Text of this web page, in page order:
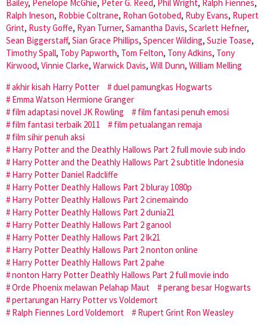
Bailey, Penelope McGhie, Peter G. Reed, Phil Wright, Ralph Fiennes,
Ralph Ineson, Robbie Coltrane, Rohan Gotobed, Ruby Evans, Rupert
Grint, Rusty Goffe, Ryan Turner, Samantha Davis, Scarlett Hefner,
Sean Biggerstaff, Sian Grace Phillips, Spencer Wilding, Suzie Toase,
Timothy Spall, Toby Papworth, Tom Felton, Tony Adkins, Tony
Kirwood, Vinnie Clarke, Warwick Davis, Will Dunn, William Melling
akhir kisah Harry Potter
duel pamungkas Hogwarts
Emma Watson Hermione Granger
film adaptasi novel JK Rowling
film fantasi penuh emosi
film fantasi terbaik 2011
film petualangan remaja
film sihir penuh aksi
Harry Potter and the Deathly Hallows Part 2 full movie sub indo
Harry Potter and the Deathly Hallows Part 2 subtitle Indonesia
Harry Potter Daniel Radcliffe
Harry Potter Deathly Hallows Part 2 bluray 1080p
Harry Potter Deathly Hallows Part 2 cinemaindo
Harry Potter Deathly Hallows Part 2 dunia21
Harry Potter Deathly Hallows Part 2 ganool
Harry Potter Deathly Hallows Part 2 lk21
Harry Potter Deathly Hallows Part 2 nonton online
Harry Potter Deathly Hallows Part 2 pahe
nonton Harry Potter Deathly Hallows Part 2 full movie indo
Orde Phoenix melawan Pelahap Maut
perang besar Hogwarts
pertarungan Harry Potter vs Voldemort
Ralph Fiennes Lord Voldemort
Rupert Grint Ron Weasley